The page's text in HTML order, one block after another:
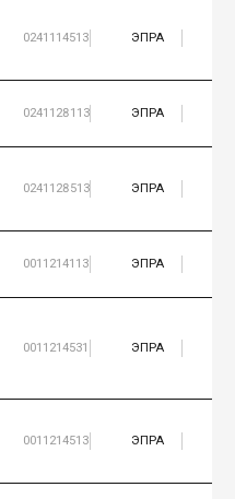
0241114513 ЭПРА
0241128113 ЭПРА
0241128513 ЭПРА
0011214113 ЭПРА
0011214531 ЭПРА
0011214513 ЭПРА